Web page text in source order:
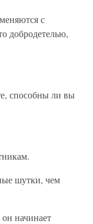
с
добродетелью,
способны ли вы
шутки, чем
начинает